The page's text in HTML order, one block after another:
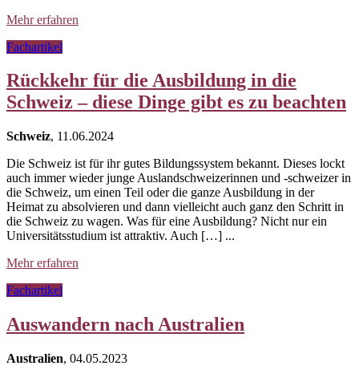
Mehr erfahren
Fachartikel
Rückkehr für die Ausbildung in die
Schweiz – diese Dinge gibt es zu beachten
Schweiz, 11.06.2024
Die Schweiz ist für ihr gutes Bildungssystem bekannt. Dieses lockt
auch immer wieder junge Auslandschweizerinnen und -schweizer in
die Schweiz, um einen Teil oder die ganze Ausbildung in der
Heimat zu absolvieren und dann vielleicht auch ganz den Schritt in
die Schweiz zu wagen. Was für eine Ausbildung? Nicht nur ein
Universitätsstudium ist attraktiv. Auch […] ...
Mehr erfahren
Fachartikel
Auswandern nach Australien
Australien, 04.05.2023